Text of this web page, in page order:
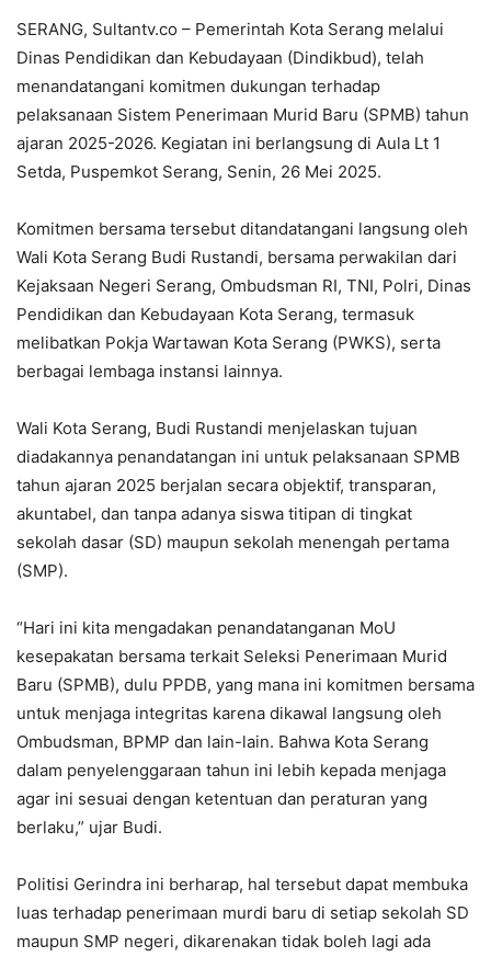
SERANG, Sultantv.co – Pemerintah Kota Serang melalui
Dinas Pendidikan dan Kebudayaan (Dindikbud), telah
menandatangani komitmen dukungan terhadap
pelaksanaan Sistem Penerimaan Murid Baru (SPMB) tahun
ajaran 2025-2026. Kegiatan ini berlangsung di Aula Lt 1
Setda, Puspemkot Serang, Senin, 26 Mei 2025.
Komitmen bersama tersebut ditandatangani langsung oleh
Wali Kota Serang Budi Rustandi, bersama perwakilan dari
Kejaksaan Negeri Serang, Ombudsman RI, TNI, Polri, Dinas
Pendidikan dan Kebudayaan Kota Serang, termasuk
melibatkan Pokja Wartawan Kota Serang (PWKS), serta
berbagai lembaga instansi lainnya.
Wali Kota Serang, Budi Rustandi menjelaskan tujuan
diadakannya penandatangan ini untuk pelaksanaan SPMB
tahun ajaran 2025 berjalan secara objektif, transparan,
akuntabel, dan tanpa adanya siswa titipan di tingkat
sekolah dasar (SD) maupun sekolah menengah pertama
(SMP).
“Hari ini kita mengadakan penandatanganan MoU
kesepakatan bersama terkait Seleksi Penerimaan Murid
Baru (SPMB), dulu PPDB, yang mana ini komitmen bersama
untuk menjaga integritas karena dikawal langsung oleh
Ombudsman, BPMP dan lain-lain. Bahwa Kota Serang
dalam penyelenggaraan tahun ini lebih kepada menjaga
agar ini sesuai dengan ketentuan dan peraturan yang
berlaku,” ujar Budi.
Politisi Gerindra ini berharap, hal tersebut dapat membuka
luas terhadap penerimaan murdi baru di setiap sekolah SD
maupun SMP negeri, dikarenakan tidak boleh lagi ada